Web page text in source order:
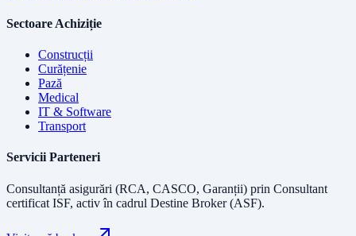
Sectoare Achiziție
Construcții
Curățenie
Pază
Medical
IT & Software
Transport
Servicii Parteneri
Consultanță asigurări (RCA, CASCO, Garanții) prin Consultant
certificat ISF, activ în cadrul Destine Broker (ASF).